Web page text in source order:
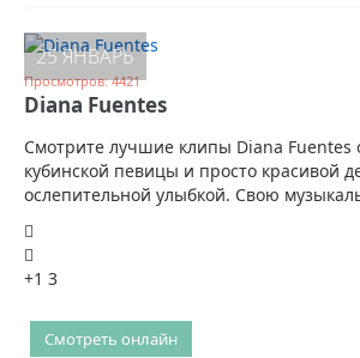
25 ЯНВАРЬ
Просмотров: 4421
Diana Fuentes
Смотрите лучшие клипы Diana Fuentes
кубинской певицы и просто красивой
ослепительной улыбкой. Свою
+1 3
Смотреть онлайн